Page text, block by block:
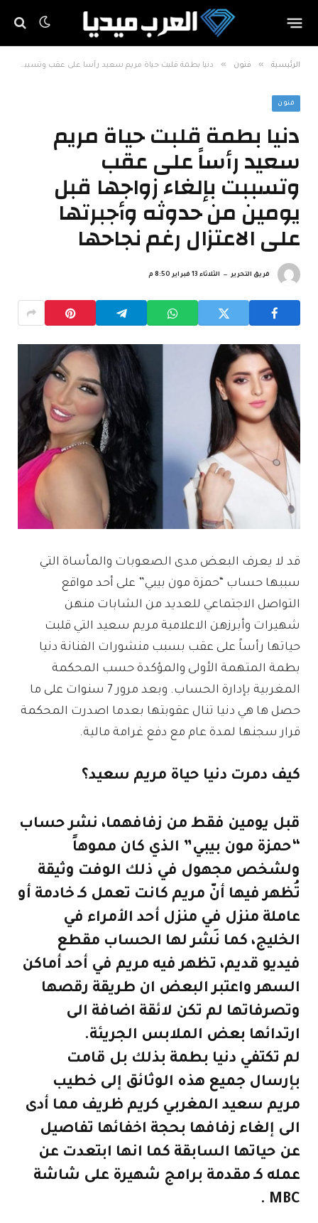
الرئيسية » فنون » دنيا بطمة قلبت حياة مريم سعيد رأساً على عقب وتسببت بإلغاء زواجها قبل يومين من حدوثه وأجبرتها على الاعتزال رغم نجاحها
فنون
دنيا بطمة قلبت حياة مريم
سعيد رأساً على عقب
وتسببت بإلغاء زواجها قبل
يومين من حدوثه وأجبرتها
على الاعتزال رغم نجاحها
فريق التحرير الثلاثاء 13 فبراير 8:50 م
قد لا يعرف البعض مدى الصعوبات والمأساة التي
سببها حساب “حمزة مون بيبي” على أحد مواقع
التواصل الاجتماعي للعديد من الشابات منهن
شهيرات وأبرزهن الاعلامية مريم سعيد التي قلبت
حياتها رأساً على عقب بسبب منشورات الفنانة دنيا
بطمة المتهمة الأولى والمؤكدة حسب المحكمة
المغربية بإدارة الحساب. وبعد مرور 7 سنوات على ما
حصل ها هي دنيا تنال عقوبتها بعدما اصدرت المحكمة
قرار سجنها لمدة عام مع دفع غرامة مالية.
كيف دمرت دنيا حياة مريم سعيد؟
قبل يومين فقط من زفافهما، نشر حساب
“حمزة مون بيبي” الذي كان مموهاً
ولشخص مجهول في ذلك الوفت وثيقة
تُظهر فيها أنّ مريم كانت تعمل كـ خادمة أو
عاملة منزل في منزل أحد الأمراء في
الخليج، كما نَشر لها الحساب مقطع
فيديو قديم، تظهر فيه مريم في أحد أماكن
السهر واعتبر البعض ان طريقة رقصها
وتصرفاتها لم تكن لائقة اضافة الى
ارتدائها بعض الملابس الجريئة.
لم تكتفي دنيا بطمة بذلك بل قامت
بإرسال جميع هذه الوثائق إلى خطيب
مريم سعيد المغربي كريم ظريف مما أدى
الى إلغاء زفافها بحجة اخفائها تفاصيل
عن حياتها السابقة كما انها ابتعدت عن
عمله كـ مقدمة برامج شهيرة على شاشة
MBC .